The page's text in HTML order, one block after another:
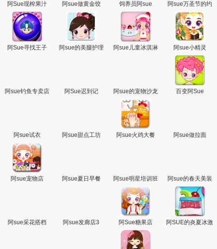
阿Sue现榨果汁 阿sue做黄金饺 饲养员阿sue
阿sue万圣节的约
会
阿Sue寻找王子
阿sue的美腿护理
阿sue儿童冰淇淋
阿sue小精灵
阿sue钓鱼专卖店 阿Sue迟到记 阿sue的宠物沙龙 百变阿Sue
阿sue试衣 阿sue甜点工坊 阿sue火鸡大餐 阿sue做拉面
阿sue宠物店 阿sue夏日早餐 阿sue明星培训班 阿sue的春天美装
阿sue采花搭档 阿sue发廊店3 阿Sue糖果店
阿SUE的炎夏冰激